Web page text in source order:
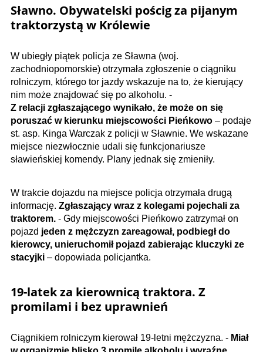
Sławno. Obywatelski pościg za pijanym
traktorzystą w Królewie
W ubiegły piątek policja ze Sławna (woj.
zachodniopomorskie) otrzymała zgłoszenie o ciągniku
rolniczym, którego tor jazdy wskazuje na to, że kierujący
nim może znajdować się po alkoholu. -
Z relacji zgłaszającego wynikało, że może on się
poruszać w kierunku miejscowości Pieńkowo – podaje
st. asp. Kinga Warczak z policji w Sławnie. We wskazane
miejsce niezwłocznie udali się funkcjonariusze
sławieńskiej komendy. Plany jednak się zmieniły.
W trakcie dojazdu na miejsce policja otrzymała drugą
informację. Zgłaszający wraz z kolegami pojechali za
traktorem. - Gdy miejscowości Pieńkowo zatrzymał on
pojazd jeden z mężczyzn zareagował, podbiegł do
kierowcy, unieruchomił pojazd zabierając kluczyki ze
stacyjki – dopowiada policjantka.
19-latek za kierownicą traktora. Z
promilami i bez uprawnień
Ciągnikiem rolniczym kierował 19-letni mężczyzna. - Miał